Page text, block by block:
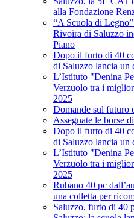
alla Fondazione
“A Scuola di
Rivoira di Saluzzo
Piano
Dopo il furto di 40
di Saluzzo lancia
L’Istituto "Denina
Verzuolo tra i
2025
Domande sul futuro
Assegnate le borse
Dopo il furto di 40
di Saluzzo lancia
L’Istituto "Denina
Verzuolo tra i
2025
Rubano 40 pc
una colletta per
Saluzzo, furto di 40